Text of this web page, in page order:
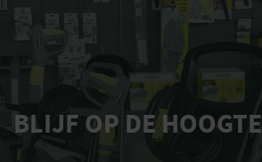
BLIJF OP DE HOOGTE